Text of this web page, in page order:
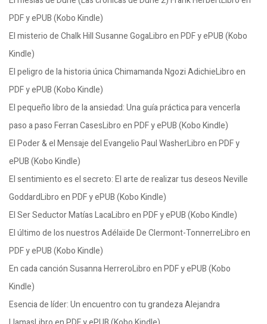
PDF y ePUB (Kobo Kindle)
El misterio de Chalk Hill Susanne GogaLibro en PDF y ePUB (Kobo
Kindle)
El peligro de la historia única Chimamanda Ngozi AdichieLibro en
PDF y ePUB (Kobo Kindle)
El pequeño libro de la ansiedad: Una guía práctica para vencerla
paso a paso Ferran CasesLibro en PDF y ePUB (Kobo Kindle)
El Poder & el Mensaje del Evangelio Paul WasherLibro en PDF y
ePUB (Kobo Kindle)
El sentimiento es el secreto: El arte de realizar tus deseos Neville
GoddardLibro en PDF y ePUB (Kobo Kindle)
El Ser Seductor Matías LacaLibro en PDF y ePUB (Kobo Kindle)
El último de los nuestros Adélaïde De Clermont-TonnerreLibro en
PDF y ePUB (Kobo Kindle)
En cada canción Susanna HerreroLibro en PDF y ePUB (Kobo
Kindle)
Esencia de líder: Un encuentro con tu grandeza Alejandra